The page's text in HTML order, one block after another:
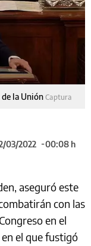
de la UniónCaptura
03/2022
00:08 h
aseguró este
con las
en el
el que fustigó